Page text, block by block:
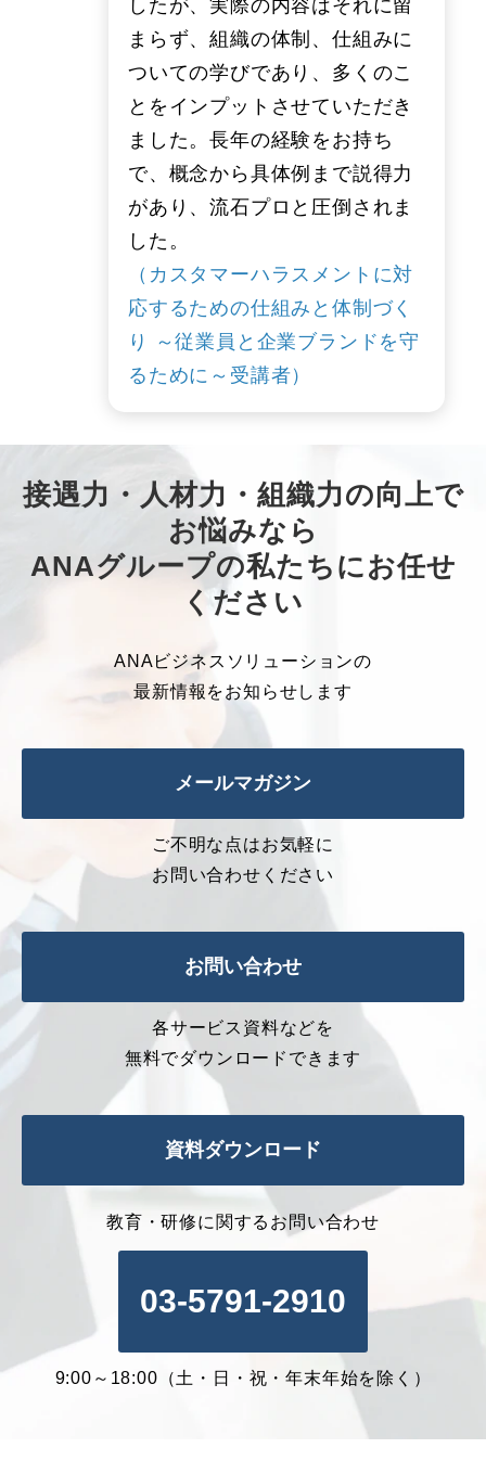
したが、実際の内容はそれに留
まらず、組織の体制、仕組みに
ついての学びであり、多くのこ
とをインプットさせていただき
ました。長年の経験をお持ち
で、概念から具体例まで説得力
があり、流石プロと圧倒されま
した。
（カスタマーハラスメントに対
応するための仕組みと体制づく
り ～従業員と企業ブランドを守
るために～受講者）
接遇力・人材力・組織力の向上で
お悩みなら
ANAグループの私たちにお任せ
ください
ANAビジネスソリューションの
最新情報をお知らせします
メールマガジン
ご不明な点はお気軽に
お問い合わせください
お問い合わせ
各サービス資料などを
無料でダウンロードできます
資料ダウンロード
教育・研修に関するお問い合わせ
03-5791-2910
9:00～18:00（土・日・祝・年末年始を除く）